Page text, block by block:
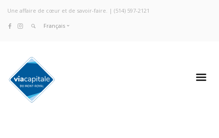
Une affaire de cœur et de savoir-faire. | (514) 597-2121
Français